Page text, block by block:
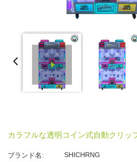
カラフルな透明コイン式自動クリッ
ブランド名: SHICHRNG